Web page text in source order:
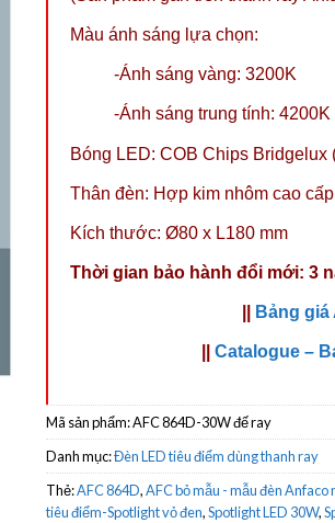
Màu ánh sáng lựa chọn:
-Ánh sáng vàng: 3200K
-Ánh sáng trung tính: 4200K
Bóng LED: COB Chips Bridgelux
Thân đèn: Hợp kim nhôm cao cấp
Kích thước: Ø80 x L180 mm
Thời gian bảo hành đổi mới: 3
Bảng
Catalogue –
Mã sản phẩm:AFC 864D-30W đế ray
Danh mục:Đèn LED tiêu điểm dùng thanh ray
Thẻ:AFC 864D,AFC bỏ mẫu - mẫu đèn
tiêu điểm-Spotlight vỏ đen,Spotlight LED 30W,